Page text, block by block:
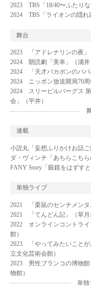
2023 TBS「18/40〜ふたりな
2024 TBS「ライオンの隠れ
舞台
2023 「アドレナリンの夜」
2024 朗読劇「美幸」（浦井
2024 「天才バカボンのパパ
2024 ニッポン放送開局70周
2024 スリーピルバーグス
会」（平井）
連載
小説丸「妄想ふりかけお話ご
ダ・ヴィンチ「あちらこちら
FANY Story「眼鏡をはずす
単独ライブ
2021 「栗鼠のセンチメンタ
2021 「てんどん記」（草月
2022 オンラインコントライ
館）
2023 「やってみたいことが
立文化芸術会館）
2023 男性ブランコの博物館
物館）
単